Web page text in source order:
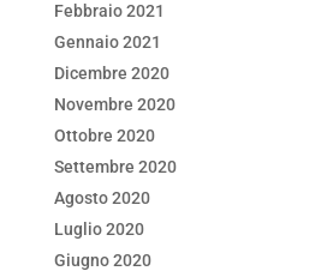
Febbraio 2021
Gennaio 2021
Dicembre 2020
Novembre 2020
Ottobre 2020
Settembre 2020
Agosto 2020
Luglio 2020
Giugno 2020